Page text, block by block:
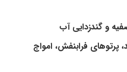
و گندزدایی آب
پرتوهای فرابنفش، امواج